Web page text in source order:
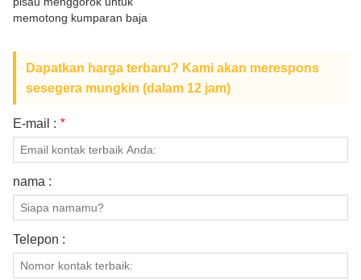
TENTANG KAMI
memotong kumparan baja
Dapatkan harga terbaru? Kami akan merespons
sesegera mungkin (dalam 12 jam)
E-mail : *
nama :
Telepon :